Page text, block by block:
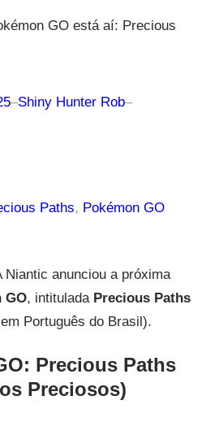
GO está aí: Precious
–Shiny Hunter Rob–
Paths, Pokémon GO
Niantic anunciou a próxima
GO, intitulada Precious Paths
Português do Brasil).
Precious Paths
Preciosos)